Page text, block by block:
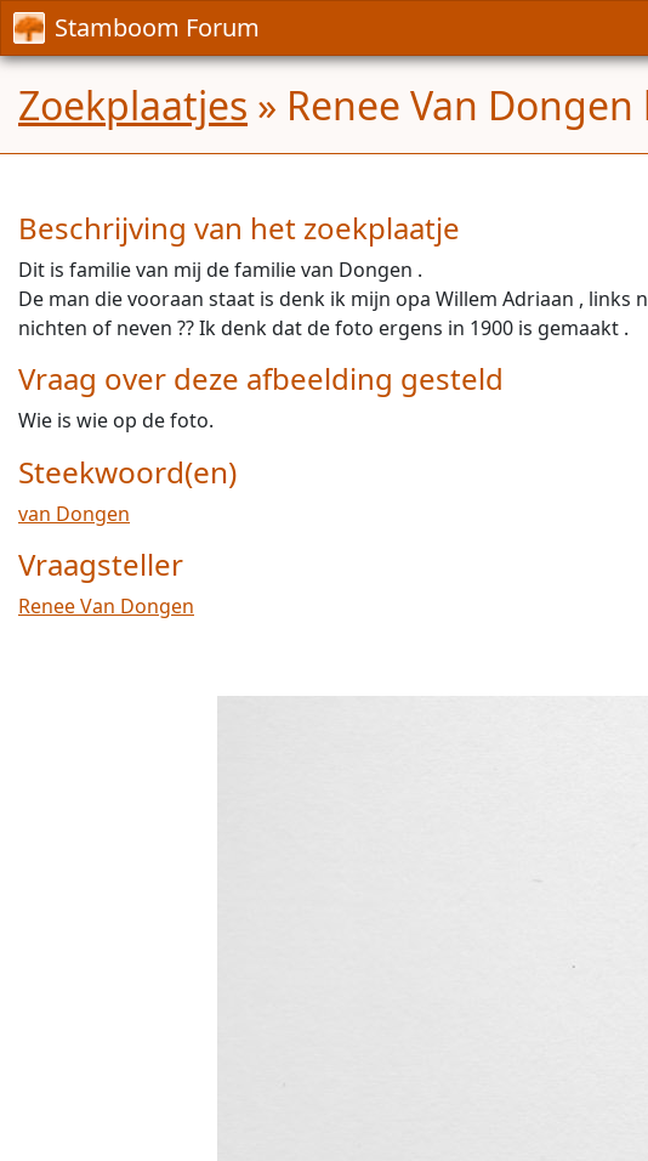
Stamboom Forum
Zoekplaatjes » Renee Van
Beschrijving van het zoekplaatje
Dit is familie van mij de familie van Dongen .
De man die vooraan staat is denk ik mijn opa Willem Adriaan ,
nichten of neven ?? Ik denk dat de foto ergens in 1900 is gemaakt .
Vraag over deze afbeelding gesteld
Wie is wie op de foto.
Steekwoord(en)
van Dongen
Vraagsteller
Renee Van Dongen